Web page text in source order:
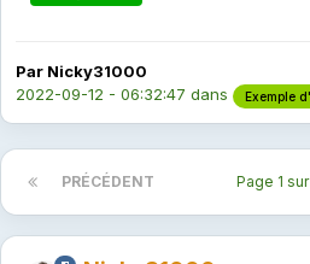
Par Nicky31000
2022-09-12 - 06:32:47 dans Exemple
PRÉCÉDENT Page 1